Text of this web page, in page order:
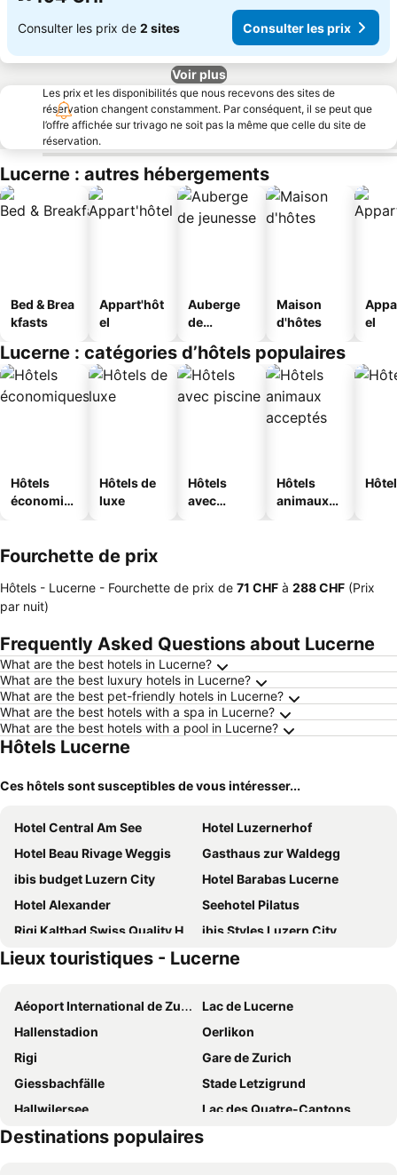
Consulter les prix de 2 sites Consulter les prix
Voir plus
Les prix et les disponibilités que nous recevons des sites de
réservation changent constamment. Par conséquent, il se peut que
l’offre affichée sur trivago ne soit pas la même que celle du site de
réservation.
Lucerne : autres hébergements
Bed & Brea
kfasts
Appart'hôt
el
Auberge
de
Maison
d'hôtes
el
Lucerne : catégories d’hôtels populaires
Hôtels
économiq
Hôtels de
luxe
Hôtels
avec
Hôtels
animaux
Fourchette de prix
Hôtels - Lucerne - Fourchette de prix de ‎71 CHF à ‎288 CHF (Prix
par nuit)
Frequently Asked Questions about Lucerne
What are the best hotels in Lucerne?
What are the best luxury hotels in Lucerne?
What are the best pet-friendly hotels in Lucerne?
What are the best hotels with a spa in Lucerne?
What are the best hotels with a pool in Lucerne?
Hôtels Lucerne
Ces hôtels sont susceptibles de vous intéresser...
Hotel Central Am See
Hotel Luzernerhof
Hotel Beau Rivage Weggis
Gasthaus zur Waldegg
ibis budget Luzern City
Hotel Barabas Lucerne
Hotel Alexander
Seehotel Pilatus
Rigi Kaltbad Swiss Quality Hotel
ibis Styles Luzern City
AMERON Luzern Hotel Flora
Seeblick Höhenhotel
Hotel De la Paix
See & Wellnesshotel Gerbi
Radisson Blu Hotel, Lucerne
Seerausch Swiss Quality Hotel
Tailormade Hotel KRONE Sarnen
Swiss-Chalet Merlischachen - Historik Chalet-Hotel Lodge
Waldstätterhof Swiss Quality Hotel
Hotel Des Alpes
Hotel Alpha
Art Deco Hotel Montana
Campus Hotel Hertenstein
Hotel Drei Könige Luzern
Lieux touristiques - Lucerne
Aéoport International de Zurich
Lac de Lucerne
Hallenstadion
Oerlikon
Rigi
Gare de Zurich
Giessbachfälle
Stade Letzigrund
Hallwilersee
Lac des Quatre-Cantons
Altstetten
Zoo de Zurich
Destinations populaires